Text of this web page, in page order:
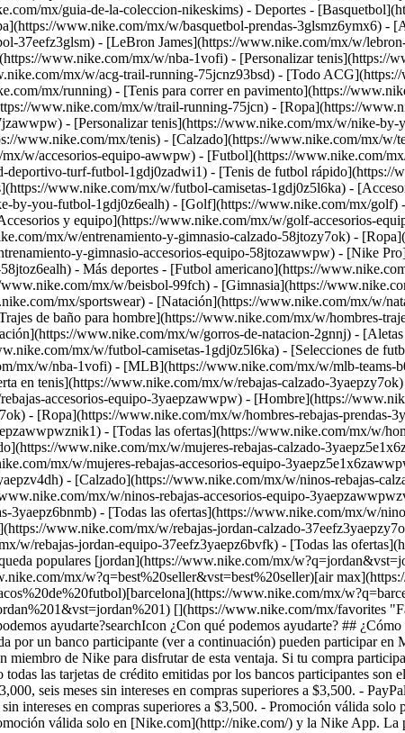
mx/guia-de-la-coleccion-nikeskims) - Deportes -
www.nike.com/mx/w/basquetbol-prendas-3glsmz6ymx6) -
37eefz3glsm) - [LeBron James](https://www.nike.com/mx/w/
www.nike.com/mx/w/nba-1vofi) - [Personalizar tenis](https://
mx/w/acg-trail-running-75jcnz93bsd) - [Todo
mx/running) - [Tenis para correr en pavimento](https://
www.nike.com/mx/w/trail-running-75jcn) - [Ropa](https://
- [Personalizar tenis](https://www.nike.com/mx/w/nike-by-
www.nike.com/mx/tenis) - [Calzado](https://www.nike.com/mx/
w/accesorios-equipo-awwpw) - [Futbol](https://www.nike.com/
turf-futbol-1gdj0zadwi1) - [Tenis de futbol
www.nike.com/mx/w/futbol-camisetas-1gdj0z5l6ka) -
by-you-futbol-1gdj0z6ealh) - [Golf](https://www.nike.com/mx/golf)
y equipo](https://www.nike.com/mx/w/golf-accesorios-
mx/w/entrenamiento-y-gimnasio-calzado-58jtozy7ok) -
y-gimnasio-accesorios-equipo-58jtozawwpw) - [Nike
- Más deportes - [Futbol americano](https://
mx/w/beisbol-99fch) - [Gimnasia](https://
mx/sportswear) - [Natación](https://www.nike.com/mx/w/
de baño para hombre](https://www.nike.com/mx/w/hombres-
www.nike.com/mx/w/gorros-de-natacion-2gnnj) -
mx/w/futbol-camisetas-1gdj0z5l6ka) - [Selecciones de
w/nba-1vofi) - [MLB](https://www.nike.com/mx/w/mlb-teams-
en tenis](https://www.nike.com/mx/w/rebajas-calzado-
accesorios-equipo-3yaepzawwpw) - [Hombre](https://
- [Ropa](https://www.nike.com/mx/w/hombres-rebajas-prendas-
- [Todas las ofertas](https://www.nike.com/mx/w/
www.nike.com/mx/w/mujeres-rebajas-calzado-
mx/w/mujeres-rebajas-accesorios-equipo-
- [Calzado](https://www.nike.com/mx/w/ninos-rebajas-
mx/w/ninos-rebajas-accesorios-equipo-
- [Todas las ofertas](https://www.nike.com/mx/w/